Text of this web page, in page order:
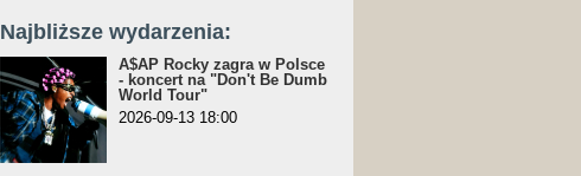
Najbliższe wydarzenia:
A$AP Rocky zagra w Polsce
- koncert na "Don't Be Dumb
World Tour"
2026-09-13 18:00